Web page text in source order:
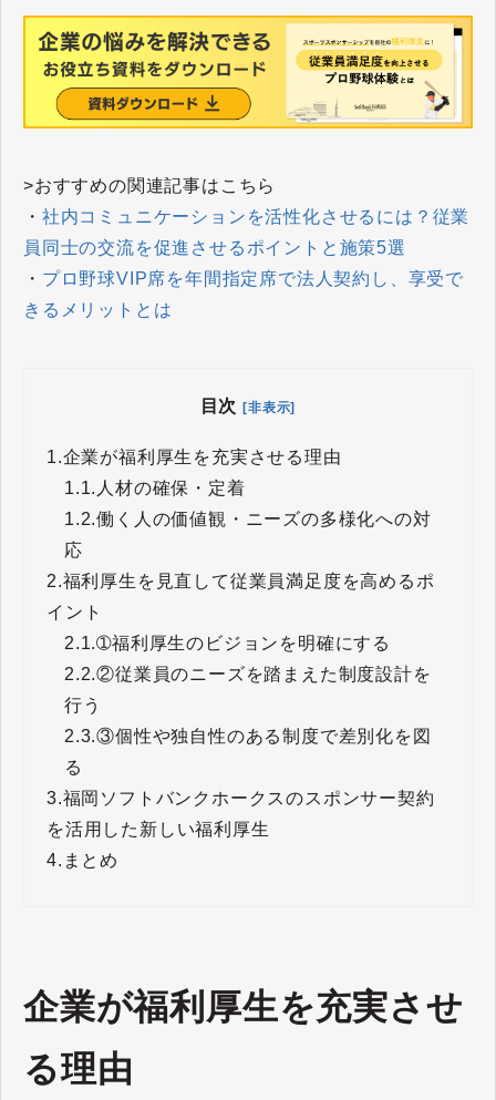
>おすすめの関連記事はこちら
・ 社内コミュニケーションを活性化させるには？従業
員同士の交流を促進させるポイントと施策5選
・ プロ野球VIP席を年間指定席で法人契約し、享受で
きるメリットとは
目次 [非表示]
1.企業が福利厚生を充実させる理由
1.1. 人材の確保・定着
1.2.働く人の価値観・ニーズの多様化への対
応
2.福利厚生を見直して従業員満足度を高めるポ
イント
2.1.➀福利厚生のビジョンを明確にする
2.2.②従業員のニーズを踏まえた制度設計を
行う
2.3.③個性や独自性のある制度で差別化を図
る
3.福岡ソフトバンクホークスのスポンサー契約
を活用した新しい福利厚生
4. まとめ
企業が福利厚生を充実させ
る理由